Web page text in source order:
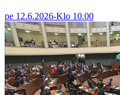
pe 12.6.2026-Klo 10.00